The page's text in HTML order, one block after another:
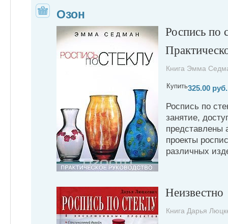
Озон
Роспись по
Книга Эмма
Купить325.00 руб.
Роспись по
занятие,
представлены
проекты
различных
Неизвестно
Книга Дарья